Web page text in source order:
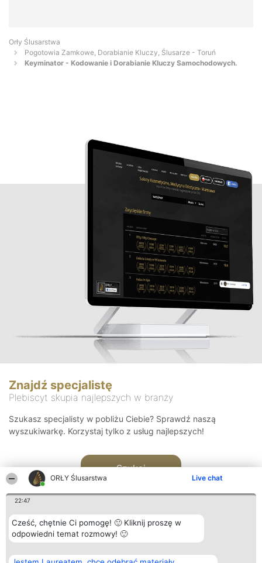
ORŁY Ślusarstwa Live chat
22:47
Cześć, chętnie Ci pomogę! 🙂 Kliknij proszę w
odpowiedni temat rozmowy! 🙂
Orły Ślusarstwa
Pogotowia Zamkowe, Dorabianie Kluczy, Ślusarze - Toruń
Keyminator - Kodowanie i Dorabianie Kluczy Samochodowych.
Znajdź specjalistę
Plebiscyt skupia najlepszych w branży
Szukasz specjalisty w pobliżu Ciebie? Sprawdź naszą
wyszukiwarkę. Korzystaj tylko z usług najlepszych!
Szukaj
Organizator plebiscytu Plebiscyt Kontakt